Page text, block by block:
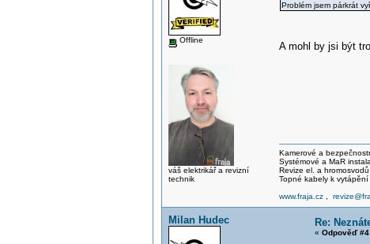
Offline
váš elektrikář a revizní
technik
Problém jsem párkrát
A mohl by jsi být
Kamerové a
Systémové a MaR
Revize el. a
Topné kabely k vytápění
www.fraja.cz,
Milan Hudec Re:
« Odpověď